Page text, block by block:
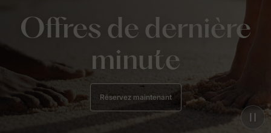
Offres de dernière
minute
Réservez maintenant